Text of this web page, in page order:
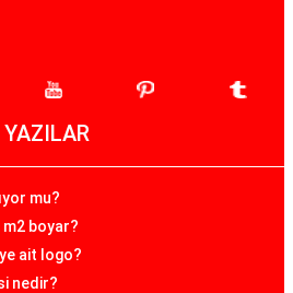
YAZILAR
mu?
m2 boyar?
ait logo?
nedir?